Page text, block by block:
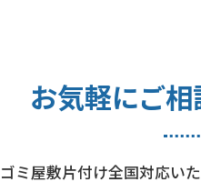
お気軽にご相
ゴミ屋敷片付け全国対応い